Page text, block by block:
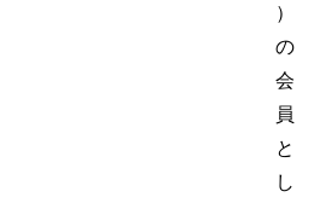
）
の
会
員
と
し